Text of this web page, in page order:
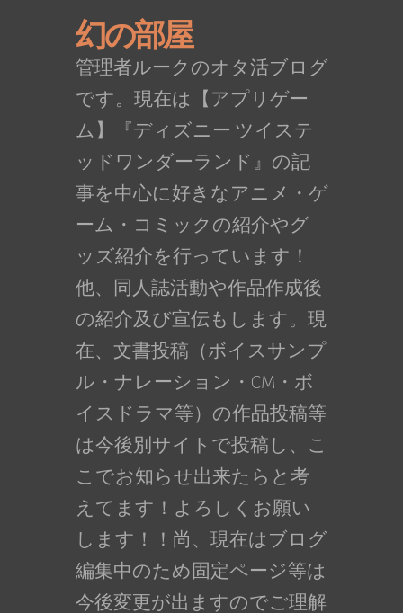
幻の部屋
管理者ルークのオタ活ブログ
です。現在は【アプリゲー
ム】『ディズニー ツイステ
ッドワンダーランド』の記
事を中心に好きなアニメ・ゲ
ーム・コミックの紹介やグ
ッズ紹介を行っています！
他、同人誌活動や作品作成後
の紹介及び宣伝もします。現
在、文書投稿（ボイスサンプ
ル・ナレーション・CM・ボ
イスドラマ等）の作品投稿等
は今後別サイトで投稿し、こ
こでお知らせ出来たらと考
えてます！よろしくお願い
します！！尚、現在はブログ
編集中のため固定ページ等は
今後変更が出ますのでご理解